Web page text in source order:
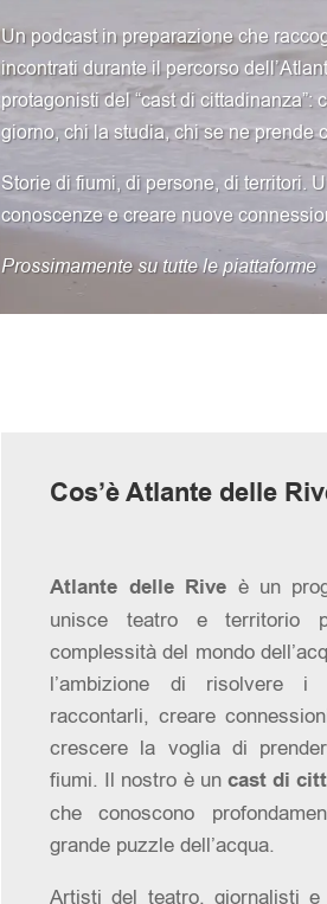
Un podcast in preparazione che
incontrati durante il percorso
protagonisti del “cast di cittadinanza”:
giorno, chi la studia, chi se ne prende
Storie di fiumi, di persone, di territori.
conoscenze e creare nuove
Prossimamente su tutte le piattaforme
Cos’è Atlante delle
Atlante delle Rive è un
unisce teatro e territorio
complessità del mondo
l’ambizione di risolvere
raccontarli, creare
crescere la voglia di
fiumi. Il nostro è un cast di
che conoscono
grande puzzle dell’acqua.
Artisti del teatro, giornalisti e